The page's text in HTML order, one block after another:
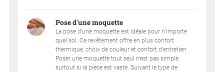
Pose d'une moquette
La pose d’une moquette est idéale pour n’importe
quel sol. Ce revêtement offre en plus confort
thermique, choix de couleur et confort d’entretien
Poser une moquette tout seul n'est pas simple
surtout si la pièce est vaste. Suivant le type de